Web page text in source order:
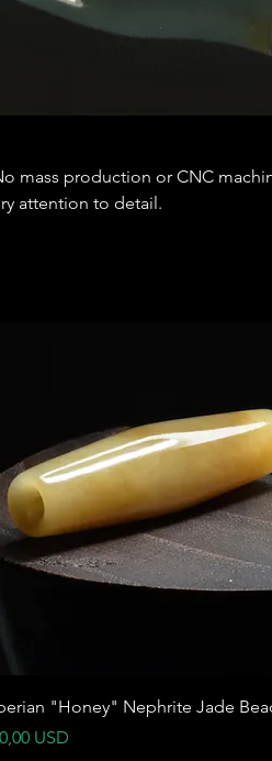
mass production or CNC
attention to detail.
"Honey" Nephrite Jade
USD